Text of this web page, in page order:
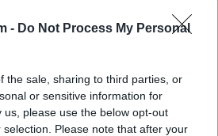
- Do Not Process My Personal
the sale, sharing to third parties, or
or sensitive information for
please use the below opt-out
Please note that after your
plāno izmaksāt 48 035
– vairāk nekā 2000 eiro!
un pat filmētā
LIZDA vadītāja aicina